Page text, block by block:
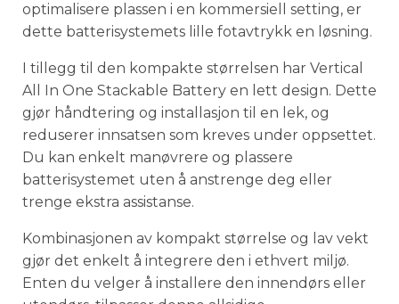
optimalisere plassen i en kommersiell setting, er
dette batterisystemets lille fotavtrykk en løsning.
I tillegg til den kompakte størrelsen har Vertical
All In One Stackable Battery en lett design. Dette
gjør håndtering og installasjon til en lek, og
reduserer innsatsen som kreves under oppsettet.
Du kan enkelt manøvrere og plassere
batterisystemet uten å anstrenge deg eller
trenge ekstra assistanse.
Kombinasjonen av kompakt størrelse og lav vekt
gjør det enkelt å integrere den i ethvert miljø.
Enten du velger å installere den innendørs eller